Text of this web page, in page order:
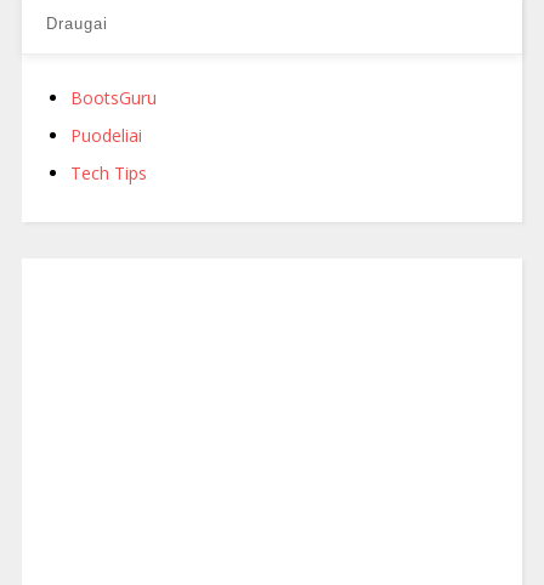
Draugai
BootsGuru
Puodeliai
Tech Tips